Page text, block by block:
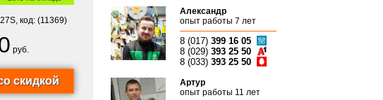
код: (11369)
руб.
Александр
опыт работы 7 лет
8 (017) 399 16 05
8 (029) 393 25 50
8 (033) 393 25 50
Артур
опыт работы 11 лет